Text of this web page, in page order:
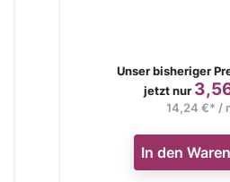
Verkaufspreis
Unser bisheriger
jetzt nur Preis
14,24 €* /
In den